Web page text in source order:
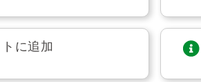
に追加